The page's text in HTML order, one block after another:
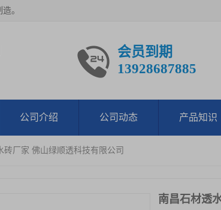
。
会员到期
13928687885
公司介绍 公司动态 产品知识
砖厂家 佛山绿顺透科技有限公司
南昌石材透